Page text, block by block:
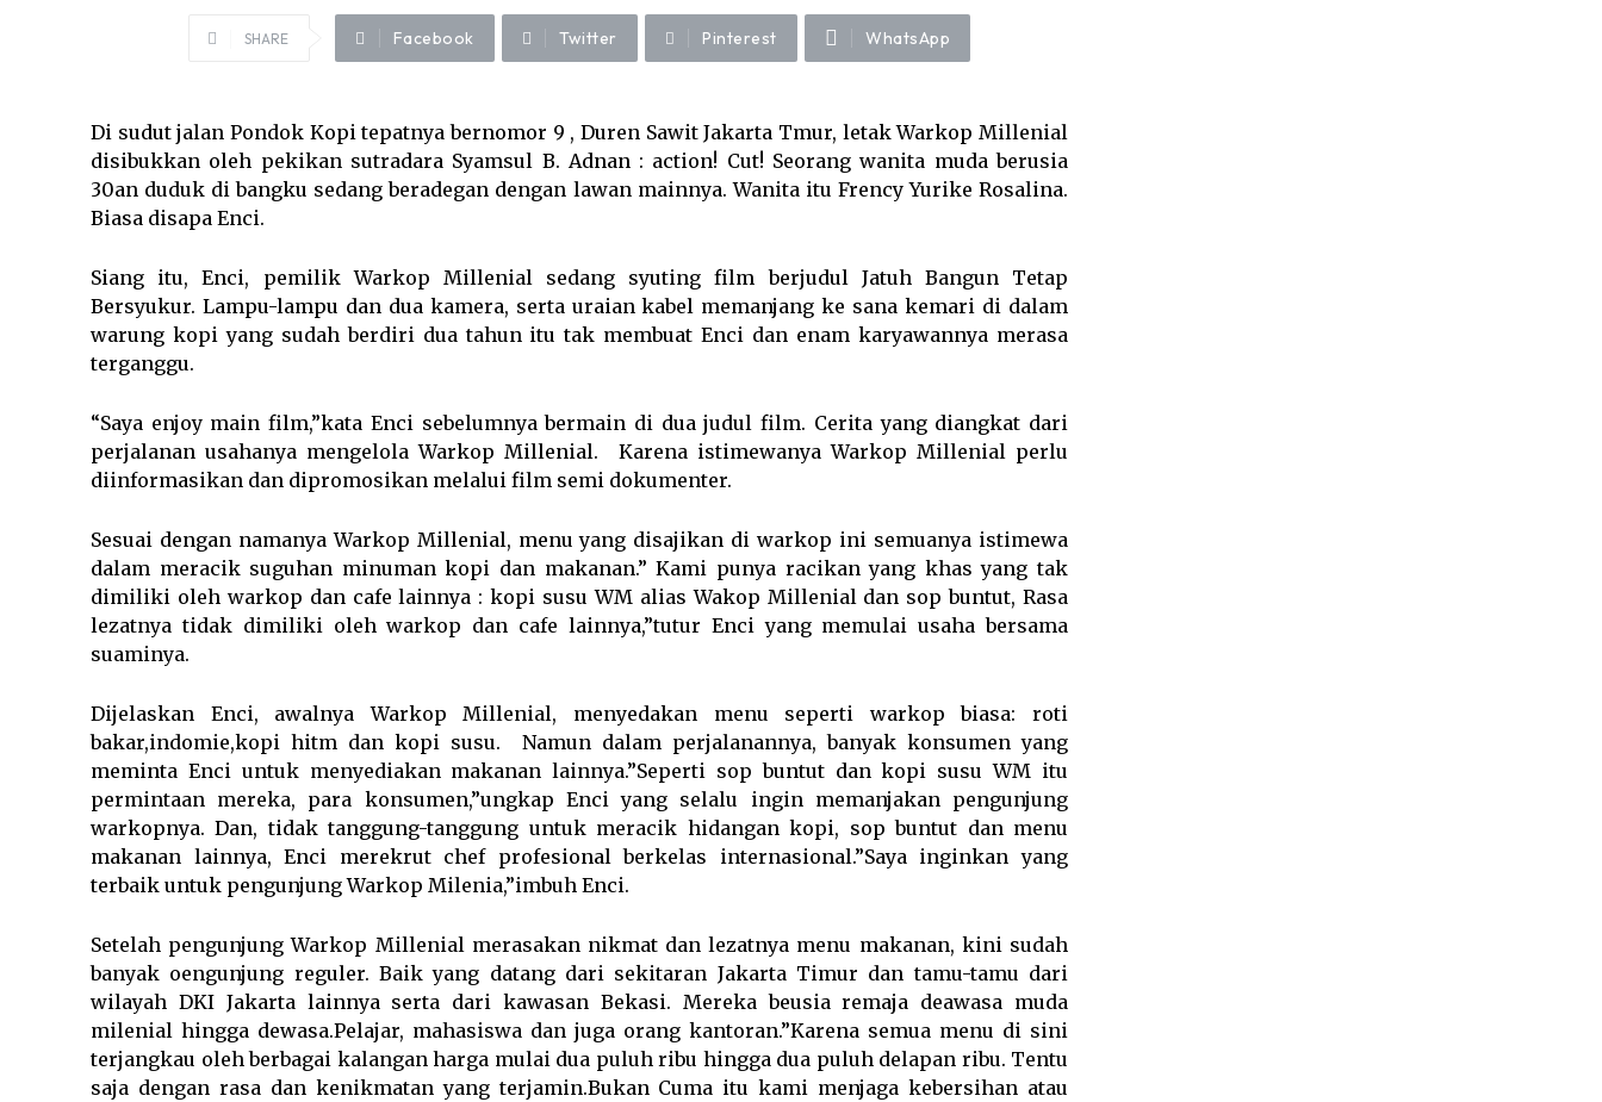
SHARE Facebook Twitter Pinterest WhatsApp
Di sudut jalan Pondok Kopi tepatnya bernomor 9 , Duren Sawit Jakarta Tmur, letak Warkop Millenial
disibukkan oleh pekikan sutradara Syamsul B. Adnan : action! Cut! Seorang wanita muda berusia
30an duduk di bangku sedang beradegan dengan lawan mainnya. Wanita itu Frency Yurike Rosalina.
Biasa disapa Enci.
Siang itu, Enci, pemilik Warkop Millenial sedang syuting film berjudul Jatuh Bangun Tetap
Bersyukur. Lampu-lampu dan dua kamera, serta uraian kabel memanjang ke sana kemari di dalam
warung kopi yang sudah berdiri dua tahun itu tak membuat Enci dan enam karyawannya merasa
terganggu.
“Saya enjoy main film,”kata Enci sebelumnya bermain di dua judul film. Cerita yang diangkat dari
perjalanan usahanya mengelola Warkop Millenial. Karena istimewanya Warkop Millenial perlu
diinformasikan dan dipromosikan melalui film semi dokumenter.
Sesuai dengan namanya Warkop Millenial, menu yang disajikan di warkop ini semuanya istimewa
dalam meracik suguhan minuman kopi dan makanan.” Kami punya racikan yang khas yang tak
dimiliki oleh warkop dan cafe lainnya : kopi susu WM alias Wakop Millenial dan sop buntut, Rasa
lezatnya tidak dimiliki oleh warkop dan cafe lainnya,”tutur Enci yang memulai usaha bersama
suaminya.
Dijelaskan Enci, awalnya Warkop Millenial, menyedakan menu seperti warkop biasa: roti
bakar,indomie,kopi hitm dan kopi susu. Namun dalam perjalanannya, banyak konsumen yang
meminta Enci untuk menyediakan makanan lainnya.”Seperti sop buntut dan kopi susu WM itu
permintaan mereka, para konsumen,”ungkap Enci yang selalu ingin memanjakan pengunjung
warkopnya. Dan, tidak tanggung-tanggung untuk meracik hidangan kopi, sop buntut dan menu
makanan lainnya, Enci merekrut chef profesional berkelas internasional.”Saya inginkan yang
terbaik untuk pengunjung Warkop Milenia,”imbuh Enci.
Setelah pengunjung Warkop Millenial merasakan nikmat dan lezatnya menu makanan, kini sudah
banyak oengunjung reguler. Baik yang datang dari sekitaran Jakarta Timur dan tamu-tamu dari
wilayah DKI Jakarta lainnya serta dari kawasan Bekasi. Mereka beusia remaja deawasa muda
milenial hingga dewasa.Pelajar, mahasiswa dan juga orang kantoran.”Karena semua menu di sini
terjangkau oleh berbagai kalangan harga mulai dua puluh ribu hingga dua puluh delapan ribu. Tentu
saja dengan rasa dan kenikmatan yang terjamin.Bukan Cuma itu kami menjaga kebersihan atau